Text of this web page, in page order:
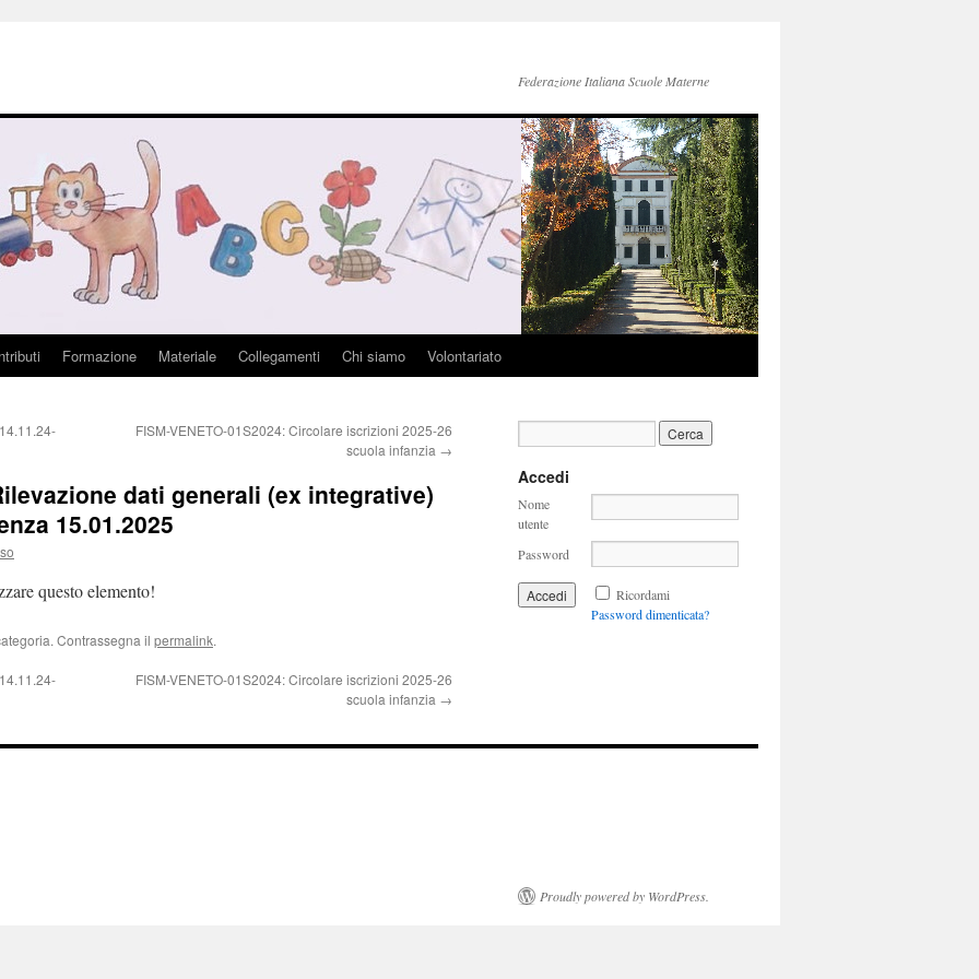
Federazione Italiana Scuole Materne
Formazione Materiale Collegamenti Chi siamo Volontariato
FISM-VENETO-01S2024: Circolare iscrizioni 2025-26
scuola infanzia →
dati generali (ex integrative)
15.01.2025
questo elemento!
Contrassegna il permalink.
FISM-VENETO-01S2024: Circolare iscrizioni 2025-26
scuola infanzia →
Accedi
Nome
utente
Password
Ricordami
Password dimenticata?
Proudly powered by WordPress.